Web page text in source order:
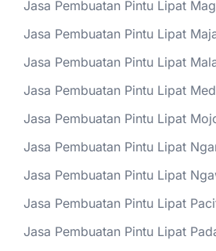
Jasa Pembuatan Pintu Lipat
Jasa Pembuatan Pintu Lipat
Jasa Pembuatan Pintu Lipat
Jasa Pembuatan Pintu Lipat
Jasa Pembuatan Pintu Lipat
Jasa Pembuatan Pintu Lipat
Jasa Pembuatan Pintu Lipat
Jasa Pembuatan Pintu Lipat
Jasa Pembuatan Pintu Lipat